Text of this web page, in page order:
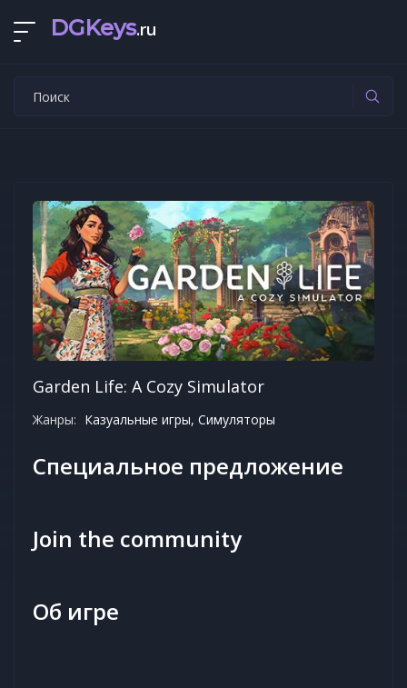
DGKeys.ru
Garden Life: A Cozy Simulator
Жанры: Казуальные игры, Симуляторы
Специальное предложение
Join the community
Об игре